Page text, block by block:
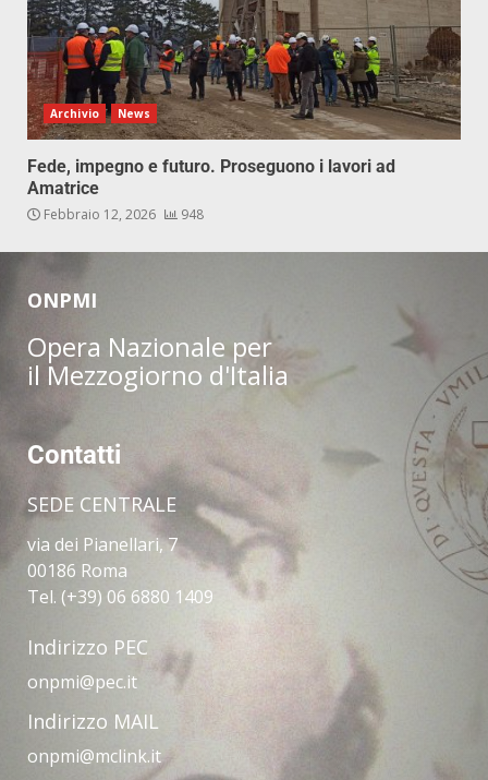
Archivio News
Fede, impegno e futuro. Proseguono i lavori ad
Amatrice
Febbraio 12, 2026 948
ONPMI
Opera Nazionale per
il Mezzogiorno d'Italia
Contatti
SEDE CENTRALE
via dei Pianellari, 7
00186 Roma
Tel. (+39) 06 6880 1409
Indirizzo PEC
onpmi@pec.it
Indirizzo MAIL
onpmi@mclink.it